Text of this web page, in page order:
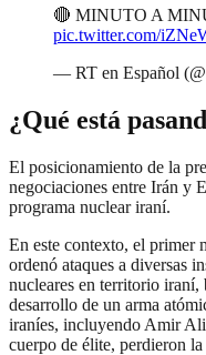
🔴 MINUTO A
pic.twitter.com/
— RT en Español
¿Qué está
El posicionamiento de la
negociaciones entre Irán y
programa nuclear iraní.
En este contexto, el primer
ordenó ataques a diversas
nucleares en territorio iraní,
desarrollo de un arma
iraníes, incluyendo Amir
cuerpo de élite, perdieron